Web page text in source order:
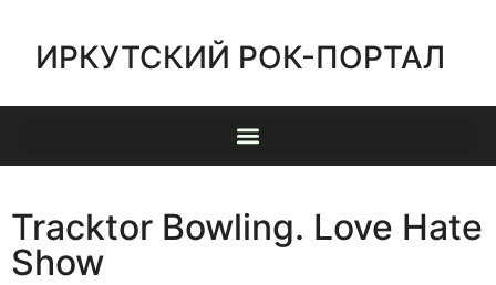
ИРКУТСКИЙ РОК-ПОРТАЛ
Tracktor Bowling. Love Hate
Show